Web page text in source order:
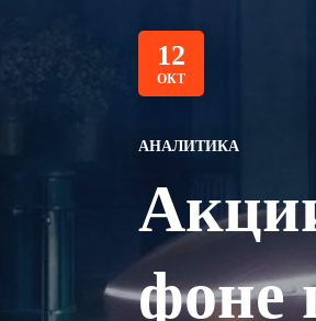
12
ОКТ
АНАЛИТИКА
фоне